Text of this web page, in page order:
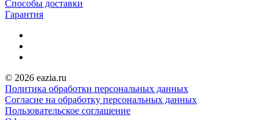
Способы доставки
Гарантия
© 2026 eazia.ru
Политика обработки персональных данных
Согласие на обработку персональных данных
Пользовательское соглашение